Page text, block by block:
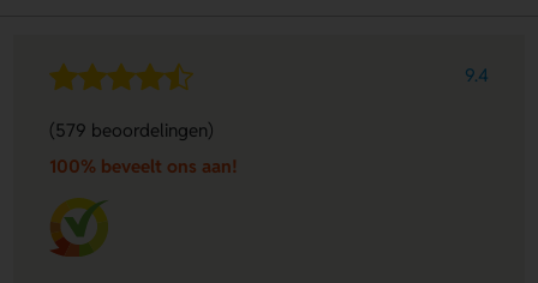
9.4
(579 beoordelingen)
100% beveelt ons aan!